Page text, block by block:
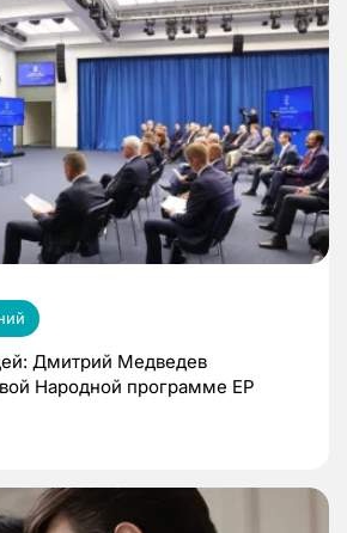
Дмитрий Медведев
Народной программе ЕР